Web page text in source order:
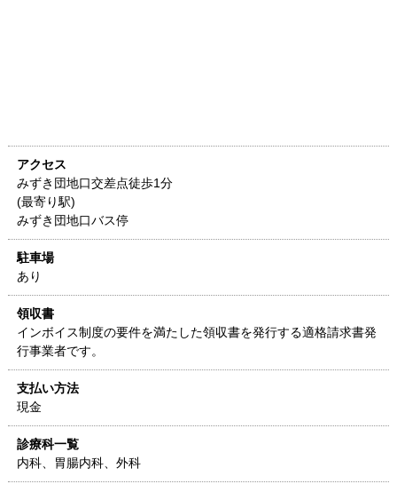
アクセス
みずき団地口交差点徒歩1分
(最寄り駅)
みずき団地口バス停
駐車場
あり
領収書
インボイス制度の要件を満たした領収書を発行する適格請求書発
行事業者です。
支払い方法
現金
診療科一覧
内科、胃腸内科、外科